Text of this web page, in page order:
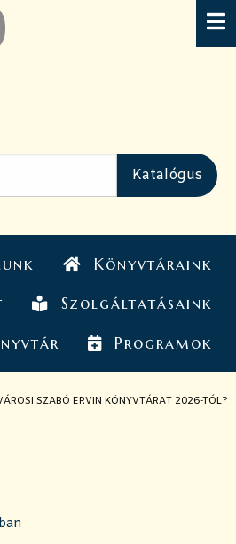
Könyvtáraink
Szolgáltatásaink
Programok
SZABÓ ERVIN KÖNYVTÁRAT 2026-TÓL?